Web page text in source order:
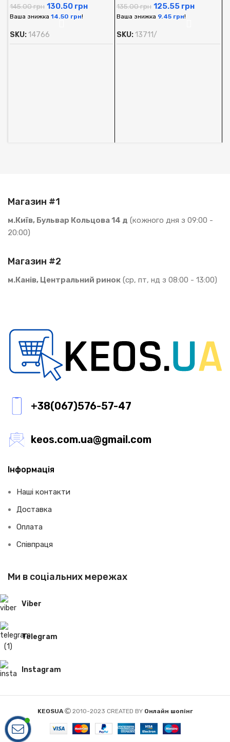
145.00грн 130.50 грн
Ваша знижка 14.50 грн!
SKU: 14766
135.00грн 125.55 грн
Ваша знижка 9.45 грн!
SKU: 13711/
Магазин #1
м.Київ, Бульвар Кольцова 14 д (кожного дня з 09:00 -
20:00)
Магазин #2
м.Канів, Центральний ринок (ср, пт, нд з 08:00 - 13:00)
+38(067)576-57-47
keos.com.ua@gmail.com
Інформація
Наші контакти
Доставка
Оплата
Співпраця
Ми в соціальних мережах
Viber
Telegram
Instagram
KEOSUA 2010-2023 CREATED BY Онлайн шопінг